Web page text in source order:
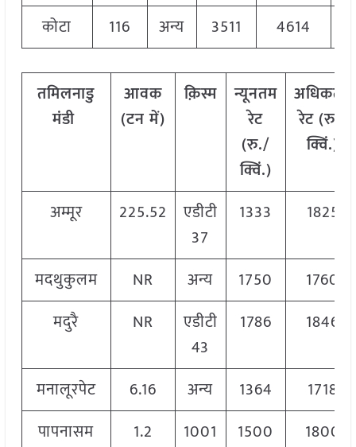
कोटा
116 अन्य 3511 4614
तमिलनाडु
मंडी
आवक
(टन में)
क़िस्म
न्यूनतम
रेट
(रु./
क्विं.)
अधिकतम
रेट (रु./
क्विं.)
अम्मूर 225.52
एडीटी
37
1333 1825
मदथुकुलम NR अन्य 1750
1760
मदुरै
NR
एडीटी
43
1786 1846
मनालूरपेट 6.16 अन्य 1364
1718
पापनासम
1.2 1001 1500
1800